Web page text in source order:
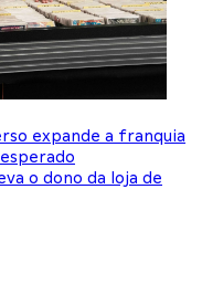
expande a franquia
o dono da loja de